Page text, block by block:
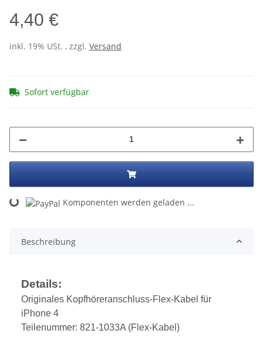
4,40 €
inkl. 19% USt. , zzgl. Versand
Sofort verfügbar
Komponenten werden geladen ...
Beschreibung
Details:
Originales Kopfhöreranschluss-Flex-Kabel für
iPhone 4
Teilenummer: 821-1033A (Flex-Kabel)